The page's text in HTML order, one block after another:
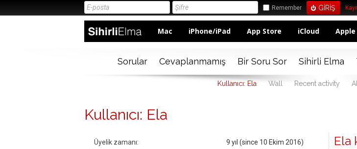
Remember
Mac iPhone/iPad App Store iCloud
Sorular Cevaplanmamış Bir Soru Sor Sihirli Elma
Kullanıcı: Ela Wall Recent activity
Kullanıcı: Ela
Üyelik zamanı: 9 yıl (since 10 Ekim 2016) Ela